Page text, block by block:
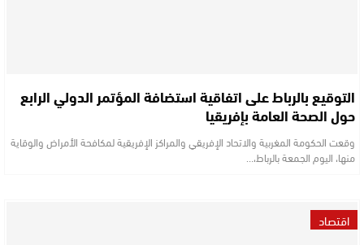
التوقيع بالرباط على اتفاقية استضافة المؤتمر الدولي الرابع
حول الصحة العامة بإفريقيا
وقعت الحكومة المغربية والاتحاد الإفريقي والمراكز الإفريقية لمكافحة الأمراض والوقاية
منها، اليوم الجمعة بالرباط،…
اقتصاد